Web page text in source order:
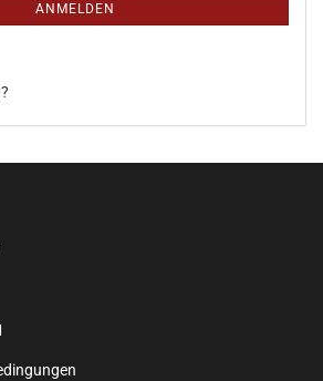
ANMELDEN